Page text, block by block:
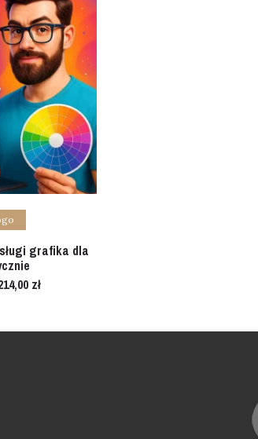
grafika dla
zł